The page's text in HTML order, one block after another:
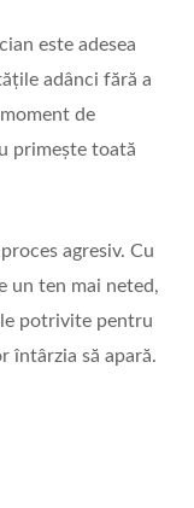
este adesea
adânci fără a
de
primește toată
agresiv. Cu
un ten mai neted,
potrivite pentru
întârzia să apară.